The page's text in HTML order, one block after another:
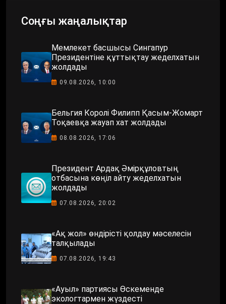
Соңғы жаңалықтар
Мемлекет басшысы Сингапур
Президентіне құттықтау жеделхатын
жолдады
09.08.2026, 10:00
Бельгия Королі Филипп Қасым-Жомарт
Тоқаевқа жауап хат жолдады
08.08.2026, 17:06
Президент Ардақ Әмірқұловтың
отбасына көңіл айту жеделхатын
жолдады
07.08.2026, 20:02
«Ақ жол» өндірісті қолдау мәселесін
талқылады
07.08.2026, 19:43
«Ауыл» партиясы Өскеменде
экологтармен жүздесті